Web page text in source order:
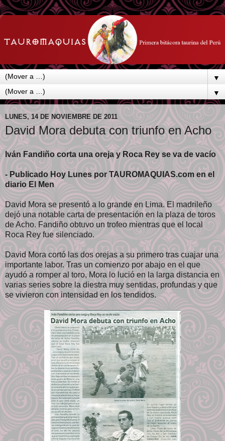
▼
▼
LUNES, 14 DE NOVIEMBRE DE 2011
David Mora debuta con triunfo en Acho
Iván Fandiño corta una oreja y Roca Rey se va de vacío
- Publicado Hoy Lunes por TAUROMAQUIAS.com en el
diario El Men
David Mora se presentó a lo grande en Lima. El madrileño
dejó una notable carta de presentación en la plaza de toros
de Acho. Fandiño obtuvo un trofeo mientras que el local
Roca Rey fue silenciado.
David Mora cortó las dos orejas a su primero tras cuajar una
importante labor. Tras un comienzo por abajo en el que
ayudó a romper al toro, Mora lo lució en la larga distancia en
varias series sobre la diestra muy sentidas, profundas y que
se vivieron con intensidad en los tendidos.